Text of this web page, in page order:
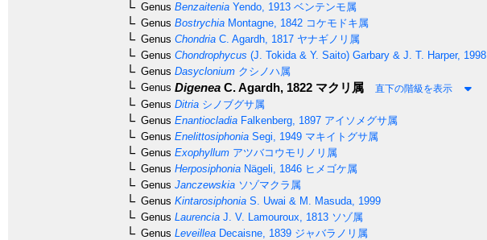
Genus Benzaitenia Yendo, 1913 ベンテンモ属
Genus Bostrychia Montagne, 1842 コケモドキ属
Genus Chondria C. Agardh, 1817 ヤナギノリ属
Genus Chondrophycus (J. Tokida & Y. Saito) Garbary & J. T. Harper, 1998
Genus Dasyclonium クシノハ属
Genus Digenea C. Agardh, 1822 マクリ属 直下の階級を表示
Genus Ditria シノブグサ属
Genus Enantiocladia Falkenberg, 1897 アイソメグサ属
Genus Enelittosiphonia Segi, 1949 マキイトグサ属
Genus Exophyllum アツバコウモリノリ属
Genus Herposiphonia Nägeli, 1846 ヒメゴケ属
Genus Janczewskia ソゾマクラ属
Genus Kintarosiphonia S. Uwai & M. Masuda, 1999
Genus Laurencia J. V. Lamouroux, 1813 ソゾ属
Genus Leveillea Decaisne, 1839 ジャバラノリ属